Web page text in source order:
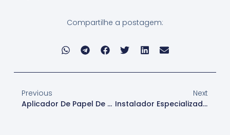
Compartilhe a postagem:
Previous
Aplicador De Papel De Parede Madeira Para Decoração De Escritórios Na Lapa
Next
Instalador Especializado Em Papel De Parede Madeira Residencial Na Lapa